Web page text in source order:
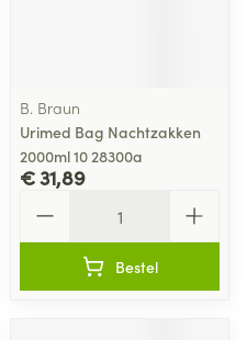
B. Braun
Urimed Bag Nachtzakken
2000ml 10 28300a
€ 31,89
Bestel